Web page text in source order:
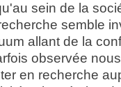
sein de la
semble
allant de la
observée
en recherche